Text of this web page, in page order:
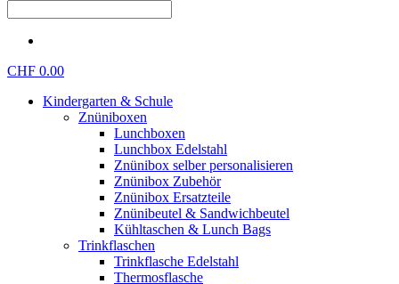
CHF 0.00
Kindergarten & Schule
Znüniboxen
Lunchboxen
Lunchbox Edelstahl
Znünibox selber personalisieren
Znünibox Zubehör
Znünibox Ersatzteile
Znünibeutel & Sandwichbeutel
Kühltaschen & Lunch Bags
Trinkflaschen
Trinkflasche Edelstahl
Thermosflasche